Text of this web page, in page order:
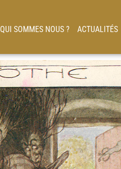
QUI SOMMES NOUS ? ACTUALITÉS